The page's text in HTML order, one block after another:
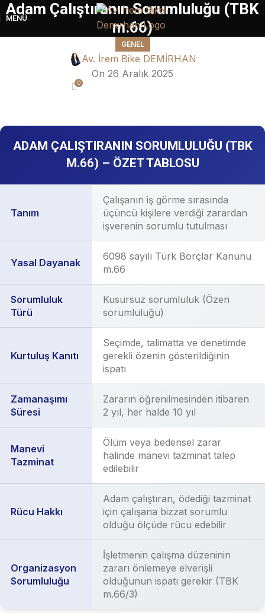
MENÜ
Adam Çalıştıranın Sorumluluğu (TBK
m.66)
GENEL
Av. İrem Bike DEMİRHAN
On 26 Aralık 2025
0
ADAM ÇALIŞTIRANIN SORUMLULUĞU (TBK
M.66) – ÖZET TABLOSU
Tanım
Çalışanın iş görme sırasında
üçüncü kişilere verdiği zarardan
işverenin sorumlu tutulması
Yasal Dayanak
6098 sayılı Türk Borçlar Kanunu
m.66
Sorumluluk
Türü
Kusursuz sorumluluk (Özen
sorumluluğu)
Kurtuluş Kanıtı
Seçimde, talimatta ve denetimde
gerekli özenin gösterildiğinin
ispatı
Zamanaşımı
Süresi
Zararın öğrenilmesinden itibaren
2 yıl, her halde 10 yıl
Manevi
Tazminat
Ölüm veya bedensel zarar
halinde manevi tazminat talep
edilebilir
Rücu Hakkı
Adam çalıştıran, ödediği tazminat
için çalışana bizzat sorumlu
olduğu ölçüde rücu edebilir
Organizasyon
Sorumluluğu
İşletmenin çalışma düzeninin
zararı önlemeye elverişli
olduğunun ispatı gerekir (TBK
m.66/3)